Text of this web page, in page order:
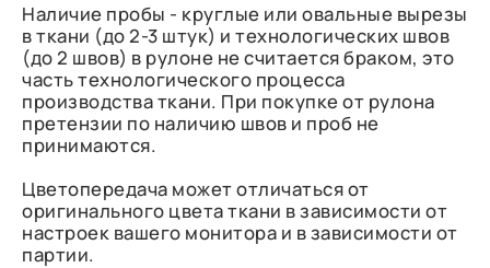
Наличие пробы - круглые или овальные вырезы
в ткани (до 2-3 штук) и технологических швов
(до 2 швов) в рулоне не считается браком, это
часть технологического процесса
производства ткани. При покупке от рулона
претензии по наличию швов и проб не
принимаются.
Цветопередача может отличаться от
оригинального цвета ткани в зависимости от
настроек вашего монитора и в зависимости от
партии.